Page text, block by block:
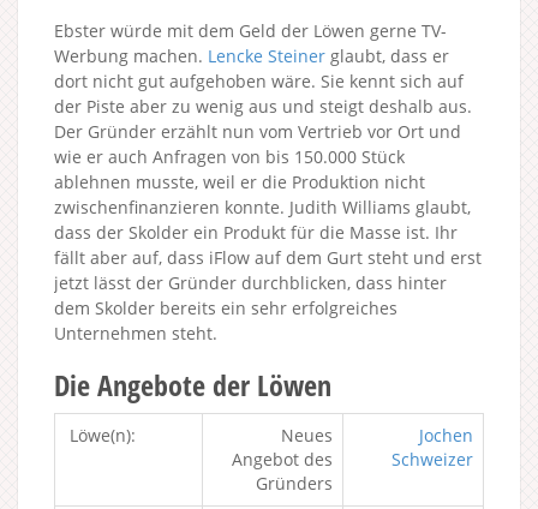
Ebster würde mit dem Geld der Löwen gerne TV-
Werbung machen. Lencke Steiner glaubt, dass er
dort nicht gut aufgehoben wäre. Sie kennt sich auf
der Piste aber zu wenig aus und steigt deshalb aus.
Der Gründer erzählt nun vom Vertrieb vor Ort und
wie er auch Anfragen von bis 150.000 Stück
ablehnen musste, weil er die Produktion nicht
zwischenfinanzieren konnte. Judith Williams glaubt,
dass der Skolder ein Produkt für die Masse ist. Ihr
fällt aber auf, dass iFlow auf dem Gurt steht und erst
jetzt lässt der Gründer durchblicken, dass hinter
dem Skolder bereits ein sehr erfolgreiches
Unternehmen steht.
Die Angebote der Löwen
Löwe(n):
Neues
Angebot des
Gründers
Jochen
Schweizer